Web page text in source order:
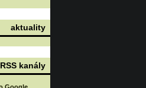
aktuality
RSS kanály